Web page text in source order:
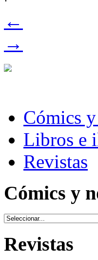
←
→
Cómics
Libros e
Revistas
Cómics y
Revistas